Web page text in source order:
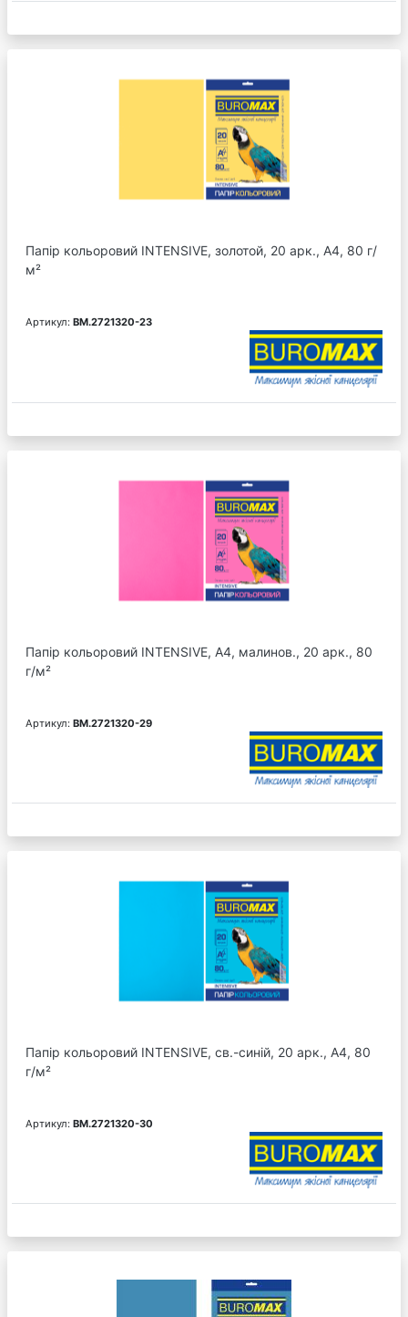
Папір кольоровий INTENSIVE, золотой, 20 арк., А4, 80 г/
м²
Артикул: BM.2721320-23
Папір кольоровий INTENSIVE, А4, малинов., 20 арк., 80
г/м²
Артикул: BM.2721320-29
Папір кольоровий INTENSIVE, св.-синій, 20 арк., А4, 80
г/м²
Артикул: BM.2721320-30